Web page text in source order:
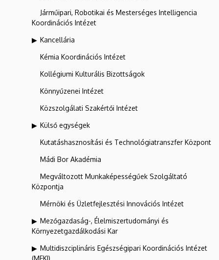
Járműipari, Robotikai és Mesterséges Intelligencia
Koordinációs Intézet
Kancellária
Kémia Koordinációs Intézet
Kollégiumi Kulturális Bizottságok
Könnyűzenei Intézet
Közszolgálati Szakértői Intézet
Külső egységek
Kutatáshasznosítási és Technológiatranszfer Központ
Mádi Bor Akadémia
Megváltozott Munkaképességűek Szolgáltató
Központja
Mérnöki és Üzletfejlesztési Innovációs Intézet
Mezőgazdaság-, Élelmiszertudományi és
Környezetgazdálkodási Kar
Multidiszciplináris Egészségipari Koordinációs Intézet
(MEKI)